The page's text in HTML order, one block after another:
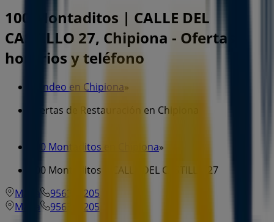
100 Montaditos | CALLE DEL
CASTILLO 27, Chipiona - Ofertas,
horarios y teléfono
Tiendeo en Chipiona»
Ofertas de Restauración en Chipiona
100 Montaditos en Chipiona»
100 Montaditos | CALLE DEL CASTILLO 27
Mapa
956371205
Mapa
956371205